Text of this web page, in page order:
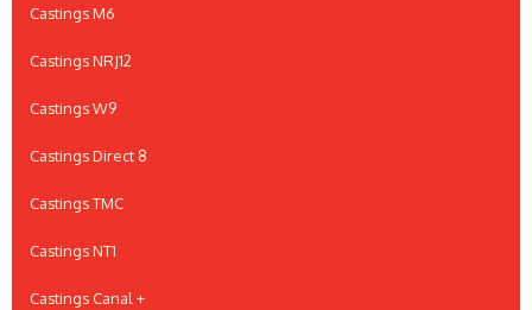
Castings M6
Castings NRJ12
Castings W9
Castings Direct 8
Castings TMC
Castings NT1
Castings Canal +